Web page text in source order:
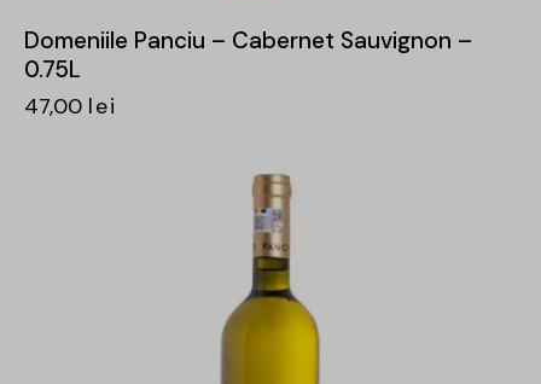
Domeniile Panciu – Cabernet Sauvignon –
0.75L
47,00 lei